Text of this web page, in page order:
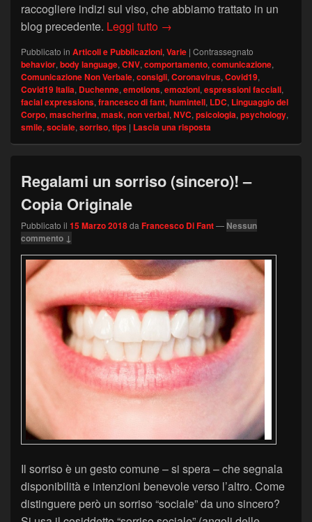
raccogliere indizi sul viso, che abbiamo trattato in un
blog precedente. Leggi tutto La mascherina nasconde il
→
Pubblicato in Articoli e Pubblicazioni, Varie | Contrassegnato
behavior, body language, CNV, comportamento, comunicazione,
Comunicazione Non Verbale, consigli, Coronavirus, Covid19,
Covid19 Italia, Duchenne, emotions, emozioni, espressioni facciali,
facial expressions, francesco di fant, humintell, LDC, Linguaggio del
Corpo, mascherina, mask, non verbal, NVC, psicologia, psychology,
smile, sociale, sorriso, tips | Lascia una risposta
Regalami un sorriso (sincero)! –
Copia Originale
Pubblicato il 15 Marzo 2018da Francesco Di Fant— Nessun
commento ↓
Il sorriso è un gesto comune – si spera – che segnala
disponibilità e intenzioni benevole verso l’altro. Come
distinguere però un sorriso “sociale” da uno sincero?